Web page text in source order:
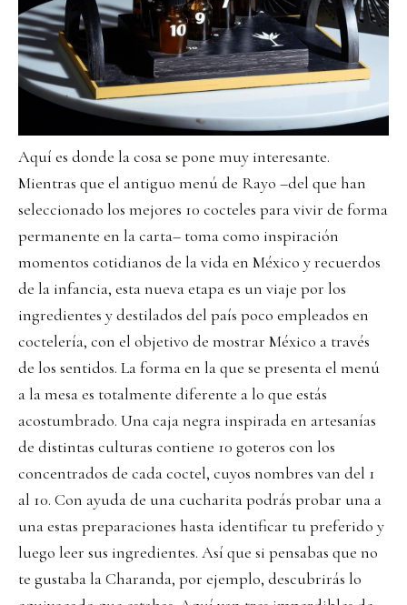
Aquí es donde la cosa se pone muy interesante.
Mientras que el antiguo menú de Rayo –del que han
seleccionado los mejores 10 cocteles para vivir de forma
permanente en la carta– toma como inspiración
momentos cotidianos de la vida en México y recuerdos
de la infancia, esta nueva etapa es un viaje por los
ingredientes y destilados del país poco empleados en
coctelería, con el objetivo de mostrar México a través
de los sentidos. La forma en la que se presenta el menú
a la mesa es totalmente diferente a lo que estás
acostumbrado. Una caja negra inspirada en artesanías
de distintas culturas contiene 10 goteros con los
concentrados de cada coctel, cuyos nombres van del 1
al 10. Con ayuda de una cucharita podrás probar una a
una estas preparaciones hasta identificar tu preferido y
luego leer sus ingredientes. Así que si pensabas que no
te gustaba la Charanda, por ejemplo, descubrirás lo